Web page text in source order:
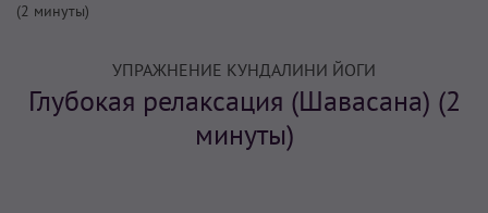
(2 минуты)
УПРАЖНЕНИЕ КУНДАЛИНИ ЙОГИ
Глубокая релаксация (Шавасана) (2
минуты)